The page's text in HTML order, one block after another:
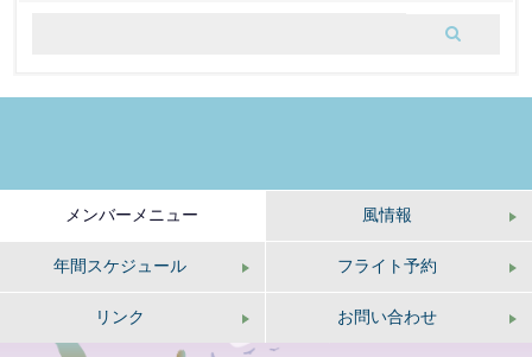
メンバーメニュー 風情報
年間スケジュール フライト予約
リンク お問い合わせ